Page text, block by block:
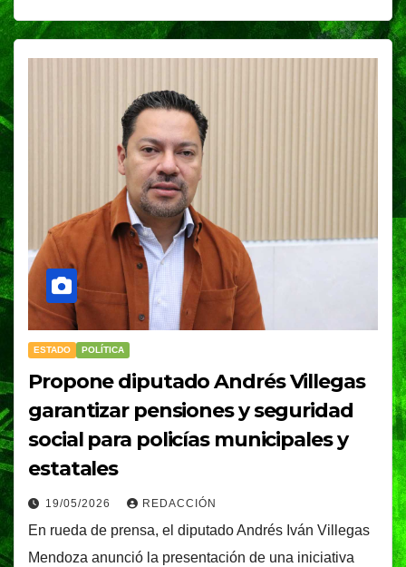
ESTADO POLÍTICA
Propone diputado Andrés Villegas
garantizar pensiones y seguridad
social para policías municipales y
estatales
19/05/2026 REDACCIÓN
En rueda de prensa, el diputado Andrés Iván Villegas
Mendoza anunció la presentación de una iniciativa